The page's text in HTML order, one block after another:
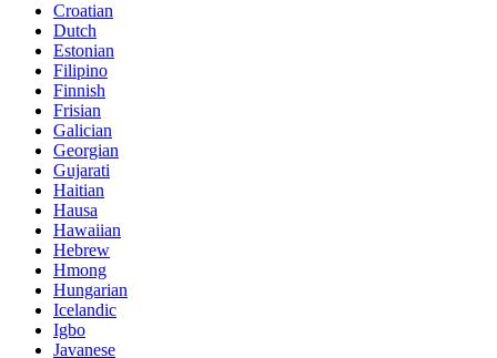
Croatian
Dutch
Estonian
Filipino
Finnish
Frisian
Galician
Georgian
Gujarati
Haitian
Hausa
Hawaiian
Hebrew
Hmong
Hungarian
Icelandic
Igbo
Javanese